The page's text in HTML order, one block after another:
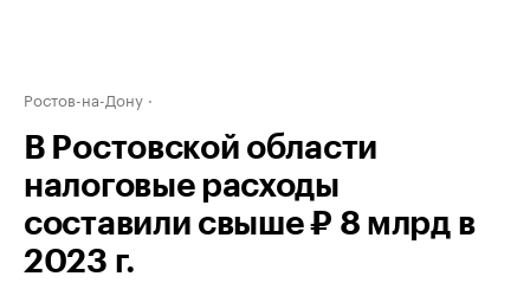
Ростов-на-Дону
В Ростовской области
налоговые расходы
составили свыше ₽ 8 млрд в
2023 г.